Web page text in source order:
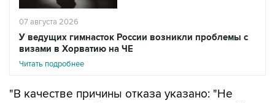
07 августа 2026
У ведущих гимнасток России возникли проблемы с
визами в Хорватию на ЧЕ
Читать подробнее
"В качестве причины отказа указано: "Не